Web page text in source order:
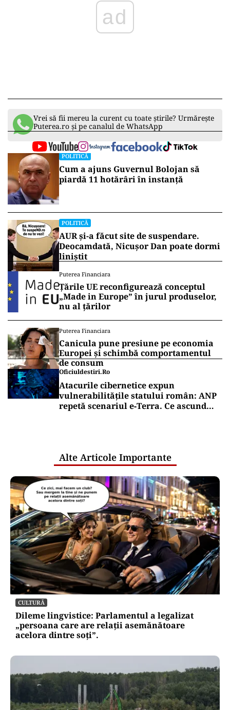
ad
Vrei să fii mereu la curent cu toate știrile? Urmărește
Puterea.ro și pe canalul de WhatsApp
POLITICĂ
Cum a ajuns Guvernul Bolojan să
piardă 11 hotărâri în instanță
POLITICĂ
AUR și-a făcut site de suspendare.
Deocamdată, Nicușor Dan poate dormi
liniștit
Puterea Financiara
Țările UE reconfigurează conceptul
„Made in Europe” în jurul produselor,
nu al țărilor
Puterea Financiara
Canicula pune presiune pe economia
Europei și schimbă comportamentul
de consum
Oficiuldestiri.ro
Atacurile cibernetice expun
vulnerabilitățile statului român: ANP
repetă scenariul e‑Terra. Ce ascund
Alte Articole Importante
CULTURĂ
Dileme lingvistice: Parlamentul a legalizat
„persoana care are relații asemănătoare
acelora dintre soți”.